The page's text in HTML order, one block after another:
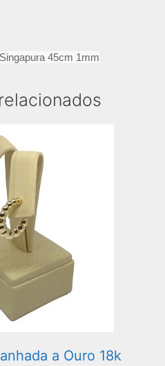
45cm 1mm
a Ouro 18k